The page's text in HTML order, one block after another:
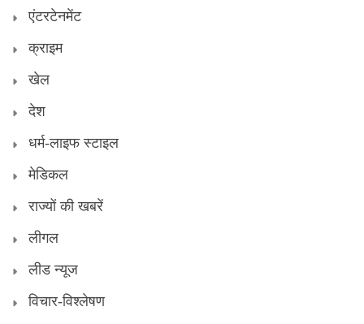
एंटरटेनमेंट
क्राइम
खेल
देश
धर्म-लाइफ स्टाइल
मेडिकल
राज्यों की खबरें
लीगल
लीड न्यूज
विचार-विश्लेषण